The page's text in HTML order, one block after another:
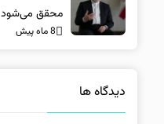
محقق می‌شود
8 ماه پیش
دیدگاه ها